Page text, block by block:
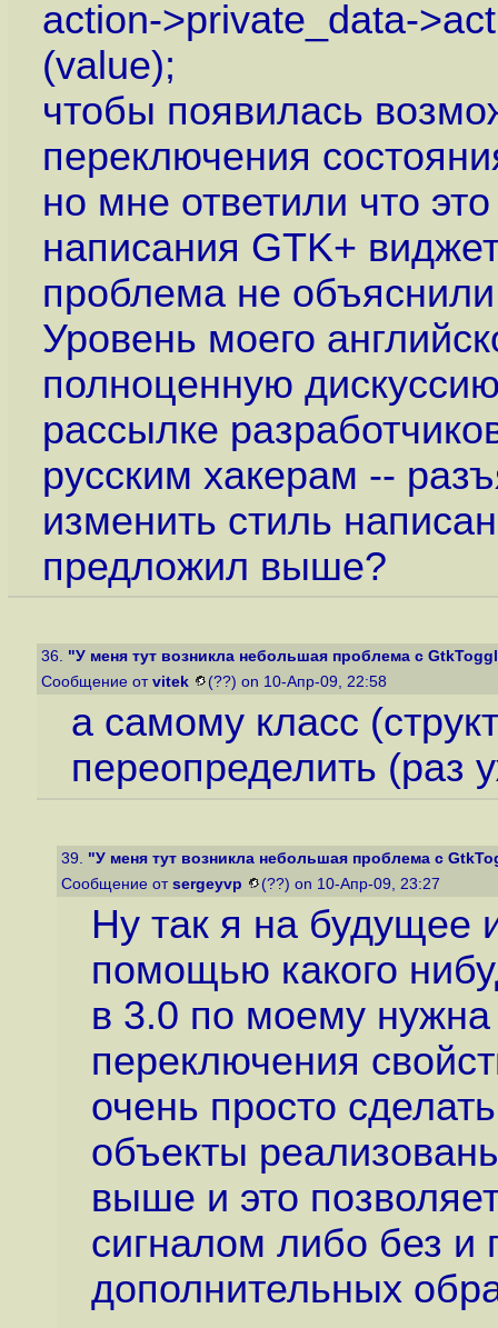
action->private_data-
(value);
чтобы появилась
переключения
но мне ответили что
написания GTK+
проблема не
Уровень моего
полноценную
рассылке
русским хакерам --
изменить стиль
предложил выше?
36. "У меня тут возникла небольшая проблема с
Сообщение от vitek (??) on 10-Апр-09, 22:58
а самому класс
переопределить (раз
39. "У меня тут возникла небольшая проблема с
Сообщение от sergeyvp (??) on 10-Апр-09, 23:27
Ну так я на будущее
помощью какого
в 3.0 по моему нужна
переключения
очень просто
объекты
выше и это
сигналом либо без и
дополнительных